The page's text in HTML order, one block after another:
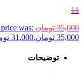
11
35,000 تومان was:
35,000 تومان.
31,000
توضیحات